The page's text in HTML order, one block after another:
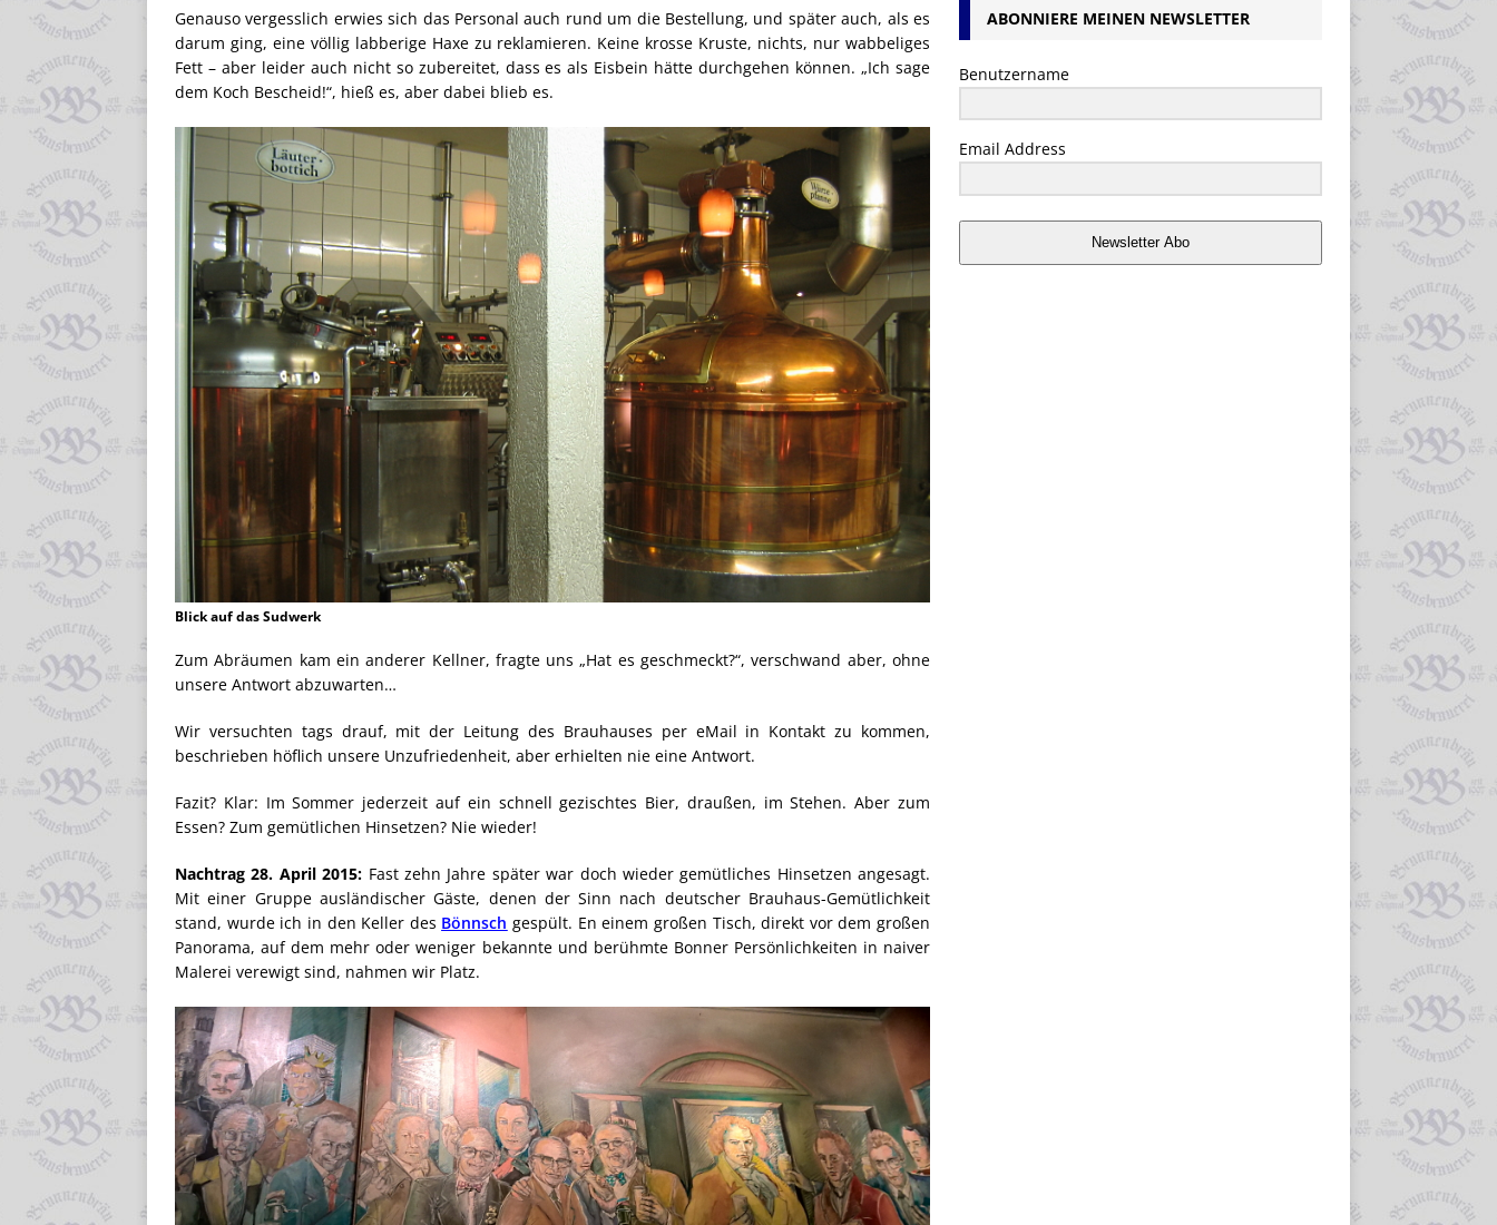
Genauso vergesslich erwies sich das Personal auch rund um die Bestellung, und später auch, als es
darum ging, eine völlig labberige Haxe zu reklamieren. Keine krosse Kruste, nichts, nur wabbeliges
Fett – aber leider auch nicht so zubereitet, dass es als Eisbein hätte durchgehen können. „Ich sage
dem Koch Bescheid!“, hieß es, aber dabei blieb es.
Blick auf das Sudwerk
Zum Abräumen kam ein anderer Kellner, fragte uns „Hat es geschmeckt?“, verschwand aber, ohne
unsere Antwort abzuwarten…
Wir versuchten tags drauf, mit der Leitung des Brauhauses per eMail in Kontakt zu kommen,
beschrieben höflich unsere Unzufriedenheit, aber erhielten nie eine Antwort.
Fazit? Klar: Im Sommer jederzeit auf ein schnell gezischtes Bier, draußen, im Stehen. Aber zum
Essen? Zum gemütlichen Hinsetzen? Nie wieder!
Nachtrag 28. April 2015: Fast zehn Jahre später war doch wieder gemütliches Hinsetzen angesagt.
Mit einer Gruppe ausländischer Gäste, denen der Sinn nach deutscher Brauhaus-Gemütlichkeit
stand, wurde ich in den Keller des Bönnsch gespült. En einem großen Tisch, direkt vor dem großen
Panorama, auf dem mehr oder weniger bekannte und berühmte Bonner Persönlichkeiten in naiver
Malerei verewigt sind, nahmen wir Platz.
ABONNIERE MEINEN NEWSLETTER
Benutzername
Email Address
Newsletter Abo